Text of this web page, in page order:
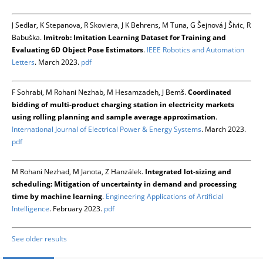
J Sedlar, K Stepanova, R Skoviera, J K Behrens, M Tuna, G Šejnová J Šivic, R
Babuška. Imitrob: Imitation Learning Dataset for Training and
Evaluating 6D Object Pose Estimators. IEEE Robotics and Automation
Letters. March 2023. pdf
F Sohrabi, M Rohani Nezhab, M Hesamzadeh, J Bemš.Coordinated
bidding of multi-product charging station in electricity markets
using rolling planning and sample average approximation.
International Journal of Electrical Power & Energy Systems. March 2023.
pdf
M Rohani Nezhad, M Janota, Z Hanzálek. Integrated lot-sizing and
scheduling: Mitigation of uncertainty in demand and processing
time by machine learning. Engineering Applications of Artificial
Intelligence. February 2023. pdf
See older results